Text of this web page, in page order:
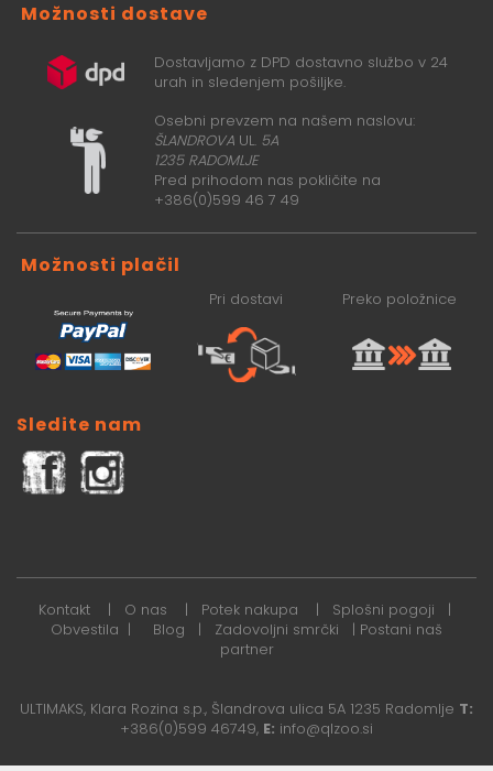
Možnosti dostave
Dostavljamo z DPD dostavno službo v 24
urah in sledenjem pošiljke.
Osebni prevzem na našem naslovu:
ŠLANDROVA UL. 5A
1235 RADOMLJE
Pred prihodom nas pokličite na
+386(0)599 46 7 49
Možnosti plačil
Pri dostavi Preko položnice
Sledite nam
Kontakt | O nas | Potek nakupa | Splošni pogoji
|
Obvestila | Blog | Zadovoljni smrčki | Postani naš
partner
ULTIMAKS, Klara Rozina s.p., Šlandrova ulica 5A 1235 Radomlje T:
+386(0)599 46749, E: info@qlzoo.si